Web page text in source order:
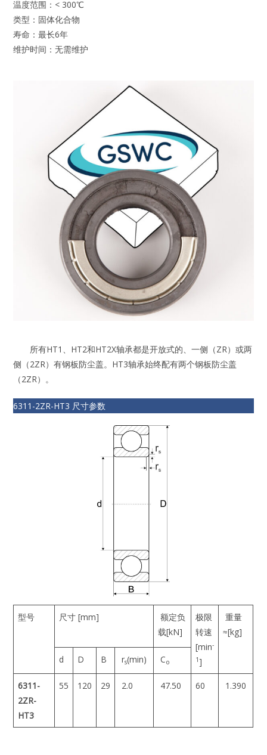
温度范围：< 300℃
类型：固体化合物
寿命：最长6年
维护时间：无需维护
所有HT1、HT2和HT2X轴承都是开放式的、一侧（ZR）或两
侧（2ZR）有钢板防尘盖。HT3轴承始终配有两个钢板防尘盖
（2ZR）。
6311-2ZR-HT3 尺寸参数
型号 尺寸 [mm]
额定负
载[kN]
极限
转速
[min-
1]
重量
≈[kg]
d D B rs(min) Co
6311-
2ZR-
HT3
55 120 29 2.0 47.50 60 1.390